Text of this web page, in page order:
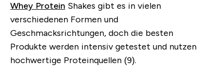
Whey Protein Shakes gibt es in vielen
verschiedenen Formen und
Geschmacksrichtungen, doch die besten
Produkte werden intensiv getestet und nutzen
hochwertige Proteinquellen (9).